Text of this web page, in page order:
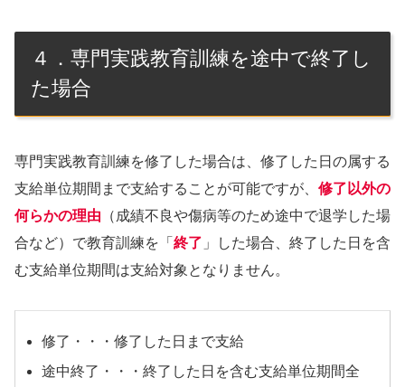
４．専門実践教育訓練を途中で終了し
た場合
専門実践教育訓練を修了した場合は、修了した日の属する
支給単位期間まで支給することが可能ですが、 修了以外の
何らかの理由 （成績不良や傷病等のため途中で退学した場
合など）で教育訓練を「 終了 」した場合、終了した日を含
む支給単位期間は支給対象となりません。
修了・・・修了した日まで支給
途中終了・・・終了した日を含む支給単位期間全